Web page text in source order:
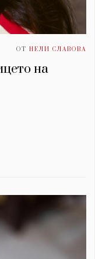
ОТ НЕЛИ СЛАВОВА
на